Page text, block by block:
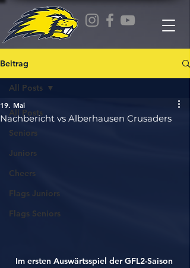
Beitrag
All Posts
Seniors
Juniors
Cheers
Flags Juniors
Flags Seniors
All Posts
Nachbericht vs Alberhausen Crusaders
19. Mai
Im ersten Auswärtsspiel der GFL2-Saison